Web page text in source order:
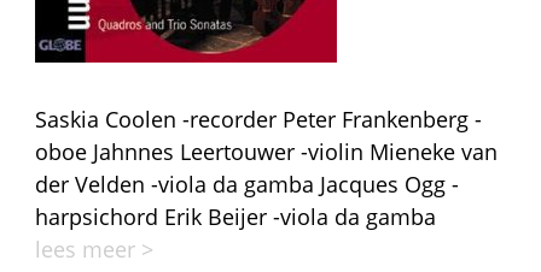
Saskia Coolen -recorder Peter Frankenberg -
oboe Jahnnes Leertouwer -violin Mieneke van
der Velden -viola da gamba Jacques Ogg -
harpsichord Erik Beijer -viola da gamba
lees meer >